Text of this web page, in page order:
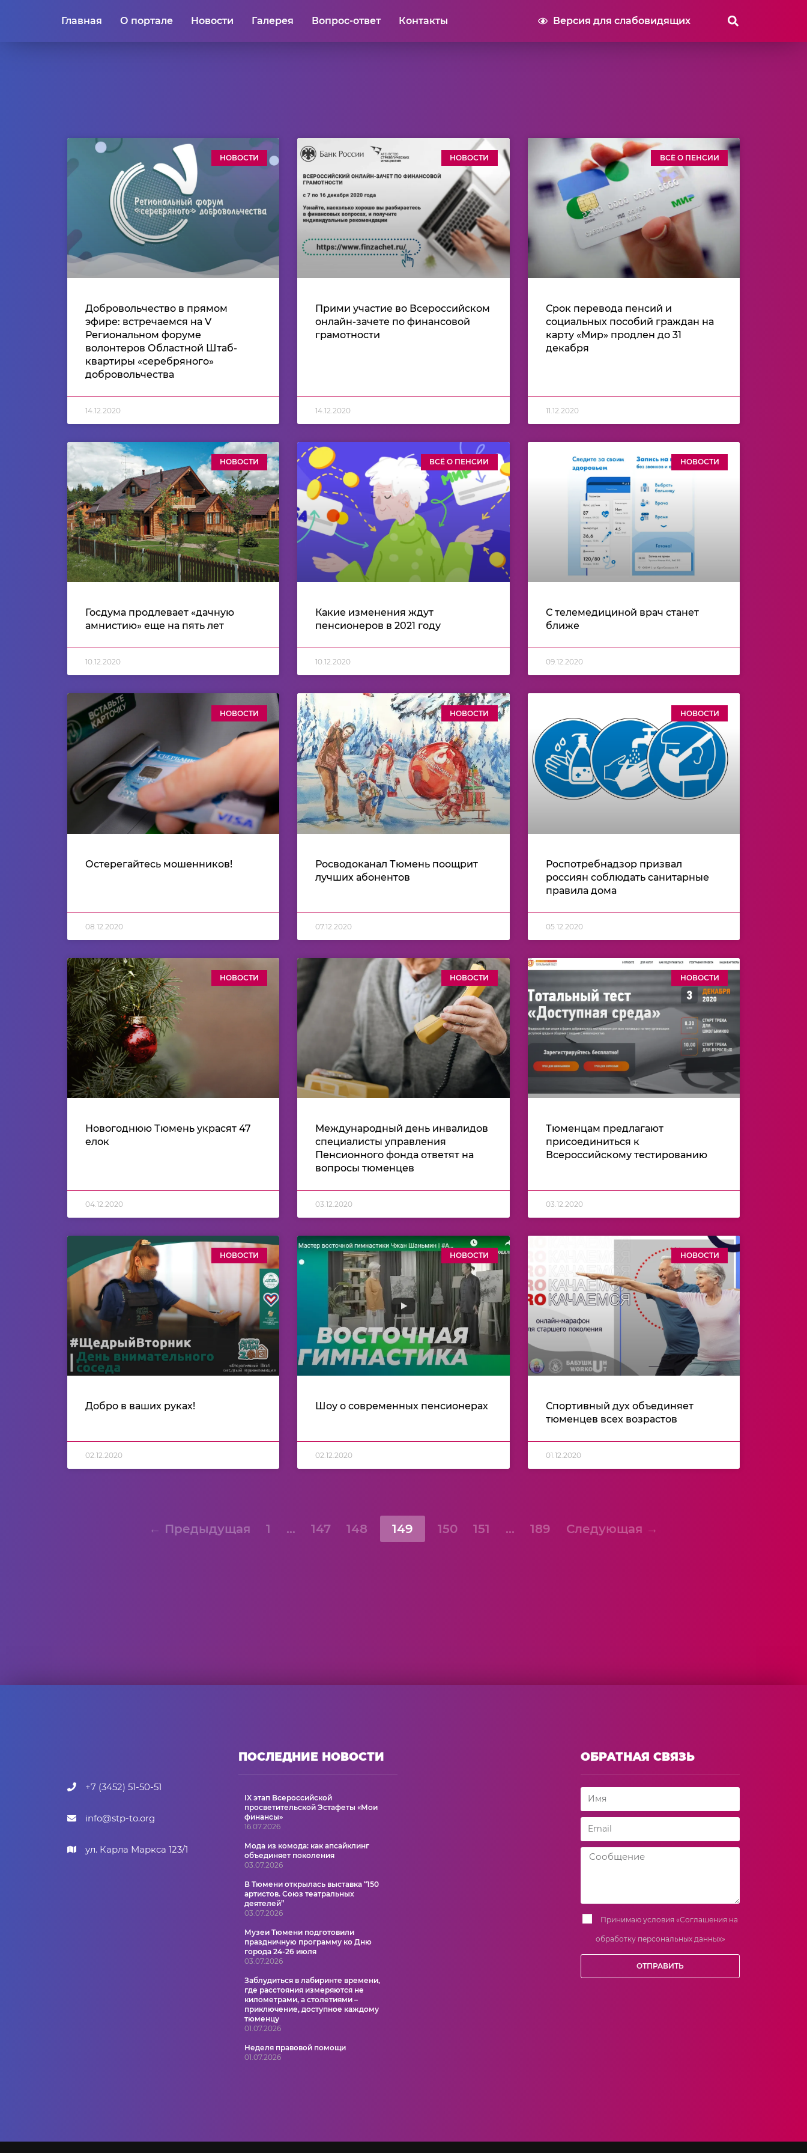
Главная О портале Новости Галерея Вопрос-ответ Контакты Версия для слабовидящих
НОВОСТИ
Добровольчество в прямом
эфире: встречаемся на V
Региональном форуме
волонтеров Областной Штаб-
квартиры «серебряного»
добровольчества
14.12.2020
НОВОСТИ
Прими участие во Всероссийском
онлайн-зачете по финансовой
грамотности
14.12.2020
ВСЁ О ПЕНСИИ
Срок перевода пенсий и
социальных пособий граждан на
карту «Мир» продлен до 31
декабря
11.12.2020
НОВОСТИ
Госдума продлевает «дачную
амнистию» еще на пять лет
10.12.2020
ВСЁ О ПЕНСИИ
Какие изменения ждут
пенсионеров в 2021 году
10.12.2020
НОВОСТИ
С телемедициной врач станет
ближе
09.12.2020
НОВОСТИ
Остерегайтесь мошенников!
08.12.2020
НОВОСТИ
Росводоканал Тюмень поощрит
лучших абонентов
07.12.2020
НОВОСТИ
Роспотребнадзор призвал
россиян соблюдать санитарные
правила дома
05.12.2020
НОВОСТИ
Новогоднюю Тюмень украсят 47
елок
04.12.2020
НОВОСТИ
Международный день инвалидов
специалисты управления
Пенсионного фонда ответят на
вопросы тюменцев
03.12.2020
НОВОСТИ
Тюменцам предлагают
присоединиться к
Всероссийскому тестированию
03.12.2020
НОВОСТИ
Добро в ваших руках!
02.12.2020
НОВОСТИ
Шоу о современных пенсионерах
02.12.2020
НОВОСТИ
Спортивный дух объединяет
тюменцев всех возрастов
01.12.2020
← Предыдущая 1 … 147 148 149 150 151 … 189 Следующая →
+7 (3452) 51-50-51
info@stp-to.org
ул. Карла Маркса 123/1
ПОСЛЕДНИЕ НОВОСТИ
IX этап Всероссийской
просветительской Эстафеты «Мои
финансы»
16.07.2026
Мода из комода: как апсайклинг
объединяет поколения
03.07.2026
В Тюмени открылась выставка “150
артистов. Союз театральных
деятелей”
03.07.2026
Музеи Тюмени подготовили
праздничную программу ко Дню
города 24-26 июля
03.07.2026
Заблудиться в лабиринте времени,
где расстояния измеряются не
километрами, а столетиями –
приключение, доступное каждому
тюменцу
01.07.2026
Неделя правовой помощи
01.07.2026
ОБРАТНАЯ СВЯЗЬ
Принимаю условия «Соглашения на
обработку персональных данных»
ОТПРАВИТЬ